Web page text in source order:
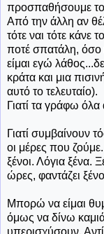
προσπαθήσουμε
Από την άλλη αν
τότε ναι τότε κάνε
ποτέ σπατάλη, όσο
είμαι εγώ
κράτα και μια
αυτό το τελευταίο).
Γιατί τα γράφω όλα
Γιατί συμβαίνουν
οι μέρες που
ξένοι. Λόγια ξένα.
ώρες, φαντάζει
Μπορώ να είμαι
όμως να δίνω
υπερισχύσουν.